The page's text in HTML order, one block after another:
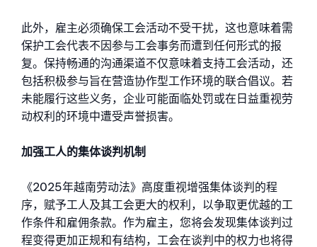
此外，雇主必须确保工会活动不受干扰，这也意味着需
保护工会代表不因参与工会事务而遭到任何形式的报
复。保持畅通的沟通渠道不仅意味着支持工会活动，还
包括积极参与旨在营造协作型工作环境的联合倡议。若
未能履行这些义务，企业可能面临处罚或在日益重视劳
动权利的环境中遭受声誉损害。
加强工人的集体谈判机制
《2025年越南劳动法》高度重视增强集体谈判的程
序，赋予工人及其工会更大的权利，以争取更优越的工
作条件和雇佣条款。作为雇主，您将会发现集体谈判过
程变得更加正规和有结构，工会在谈判中的权力也将得